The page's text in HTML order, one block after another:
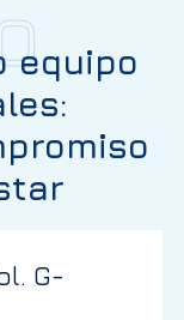
equipo
G-